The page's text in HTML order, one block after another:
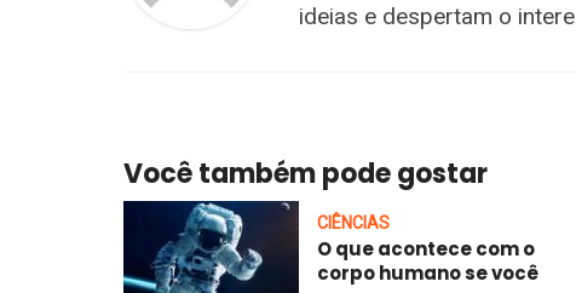
ideias e despertam o
Você também pode gostar
CIÊNCIAS
O que acontece com o
corpo humano se você